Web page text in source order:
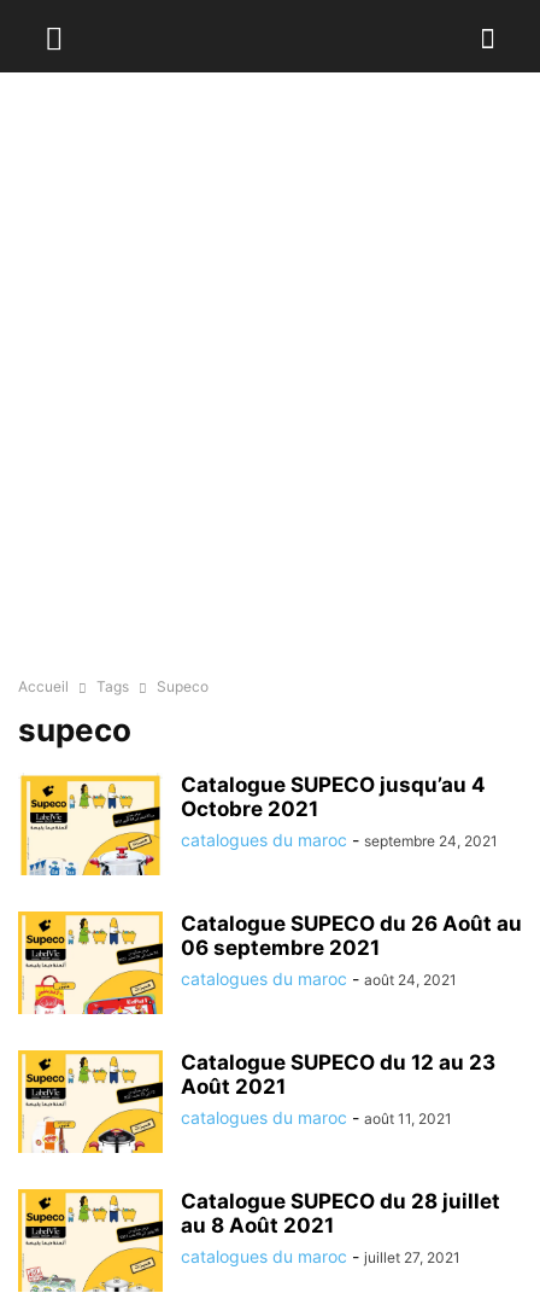
Accueil Tags Supeco
supeco
Catalogue SUPECO jusqu’au 4
Octobre 2021
catalogues du maroc - septembre 24, 2021
Catalogue SUPECO du 26 Août au
06 septembre 2021
catalogues du maroc - août 24, 2021
Catalogue SUPECO du 12 au 23
Août 2021
catalogues du maroc - août 11, 2021
Catalogue SUPECO du 28 juillet
au 8 Août 2021
catalogues du maroc - juillet 27, 2021